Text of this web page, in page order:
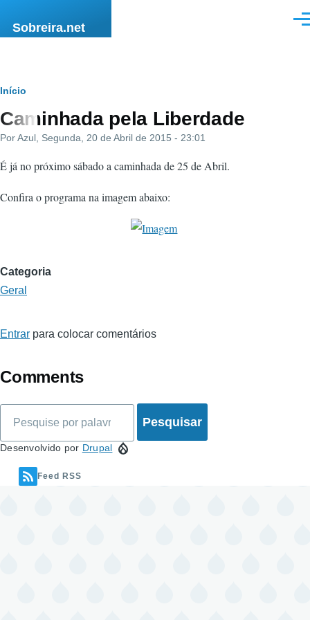
Sobreira.net
Navegação
estrutural
Início
Caminhada pela Liberdade
PorAzul , Segunda, 20 de Abril de 2015 - 23:01
É já no próximo sábado a caminhada de 25 de Abril.
Confira o programa na imagem abaixo:
Categoria
Geral
Entrar para colocar comentários
Comments
Desenvolvido por Drupal
Feed RSS